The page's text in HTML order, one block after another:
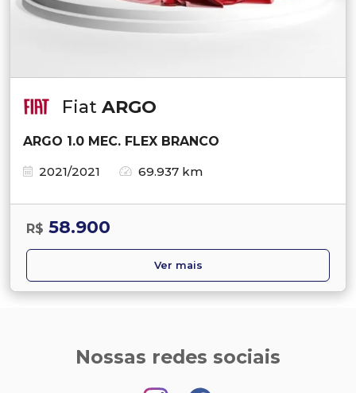
Fiat ARGO
ARGO 1.0 MEC. FLEX BRANCO
2021/2021
69.937 km
R$ 58.900
Ver mais
Nossas redes sociais